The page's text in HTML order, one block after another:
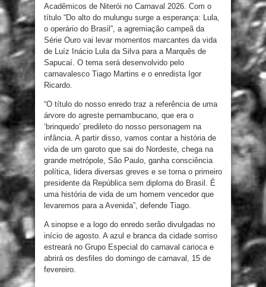
Acadêmicos de Niterói no Carnaval 2026. Com o
título “Do alto do mulungu surge a esperança: Lula,
o operário do Brasil”, a agremiação campeã da
Série Ouro vai levar momentos marcantes da vida
de Luíz Inácio Lula da Silva para a Marquês de
Sapucaí. O tema será desenvolvido pelo
carnavalesco Tiago Martins e o enredista Igor
Ricardo.
“O título do nosso enredo traz a referência de uma
árvore do agreste pernambucano, que era o
‘brinquedo’ predileto do nosso personagem na
infância. A partir disso, vamos contar a história de
vida de um garoto que sai do Nordeste, chega na
grande metrópole, São Paulo, ganha consciência
política, lidera diversas greves e se torna o primeiro
presidente da República sem diploma do Brasil. É
uma história de vida de um homem vencedor que
levaremos para a Avenida”, defende Tiago.
A sinopse e a logo do enredo serão divulgadas no
início de agosto. A azul e branca da cidade sorriso
estreará no Grupo Especial do carnaval carioca e
abrirá os desfiles do domingo de carnaval, 15 de
fevereiro.